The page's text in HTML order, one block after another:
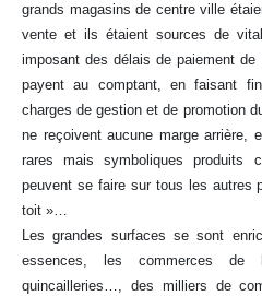
grands magasins de centre ville
vente et ils étaient sources de
imposant des délais de paiement
payent au comptant, en faisant
charges de gestion et de promotion
ne reçoivent aucune marge arrière,
rares mais symboliques produits
peuvent se faire sur tous les autres
toit »…
Les grandes surfaces se sont
essences, les commerces de
quincailleries…, des milliers de